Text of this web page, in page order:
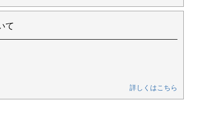
て
詳しくはこちら